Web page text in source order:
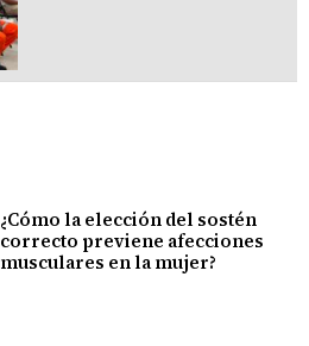
¿Cómo la elección del sostén
correcto previene afecciones
musculares en la mujer?